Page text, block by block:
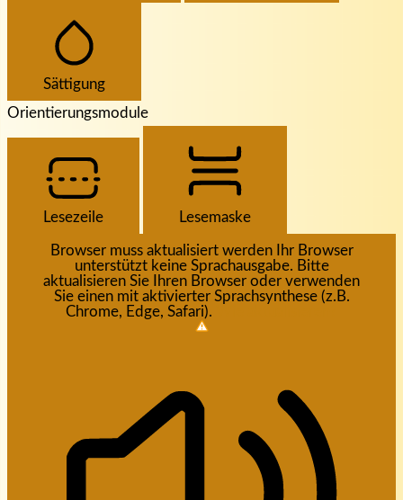
Sättigung
Orientierungsmodule
Lesezeile Lesemaske
Browser muss aktualisiert werden
Ihr Browser
unterstützt keine Sprachausgabe. Bitte
aktualisieren Sie Ihren Browser oder verwenden
Sie einen mit aktivierter Sprachsynthese (z.B.
Chrome, Edge, Safari).